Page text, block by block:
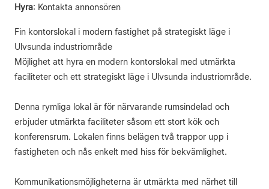
Hyra: Kontakta annonsören
Fin kontorslokal i modern fastighet på strategiskt läge i
Ulvsunda industriområde
Möjlighet att hyra en modern kontorslokal med utmärkta
faciliteter och ett strategiskt läge i Ulvsunda industriområde.
Denna rymliga lokal är för närvarande rumsindelad och
erbjuder utmärkta faciliteter såsom ett stort kök och
konferensrum. Lokalen finns belägen två trappor upp i
fastigheten och nås enkelt med hiss för bekvämlighet.
Kommunikationsmöjligheterna är utmärkta med närhet till